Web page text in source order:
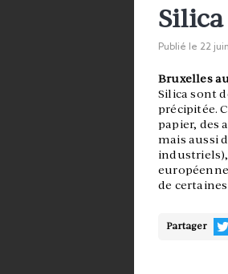
Publié le 22
Bruxelles
Silica sont
précipitée.
papier, des
mais aussi
de
Partager